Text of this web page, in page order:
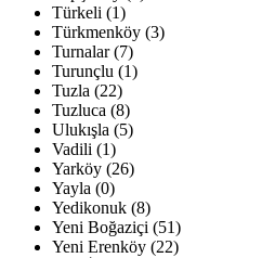
Türkeli (1)
Türkmenköy (3)
Turnalar (7)
Turunçlu (1)
Tuzla (22)
Tuzluca (8)
Ulukışla (5)
Vadili (1)
Yarköy (26)
Yayla (0)
Yedikonuk (8)
Yeni Boğaziçi (51)
Yeni Erenköy (22)